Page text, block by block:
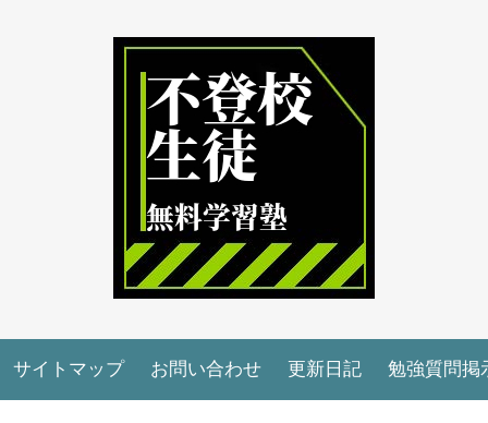
サイトマップ お問い合わせ 更新日記 勉強質問掲